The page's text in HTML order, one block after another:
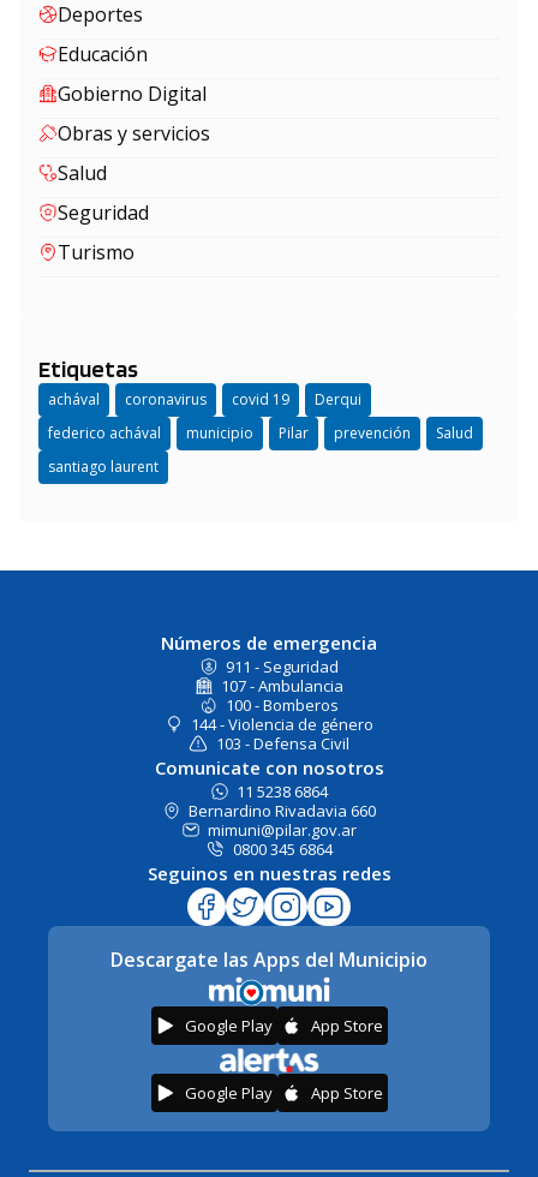
Deportes
Educación
Gobierno Digital
Obras y servicios
Salud
Seguridad
Turismo
Etiquetas
achával coronavirus covid 19
Derqui
federico achával
municipio Pilar prevención
Salud
santiago laurent
Números de emergencia
911 - Seguridad
107 - Ambulancia
100 - Bomberos
144 - Violencia de género
103 - Defensa Civil
Comunicate con nosotros
11 5238 6864
Bernardino Rivadavia 660
mimuni@pilar.gov.ar
0800 345 6864
Seguinos en nuestras redes
Descargate las Apps del Municipio
Google Play App Store
Google Play App Store